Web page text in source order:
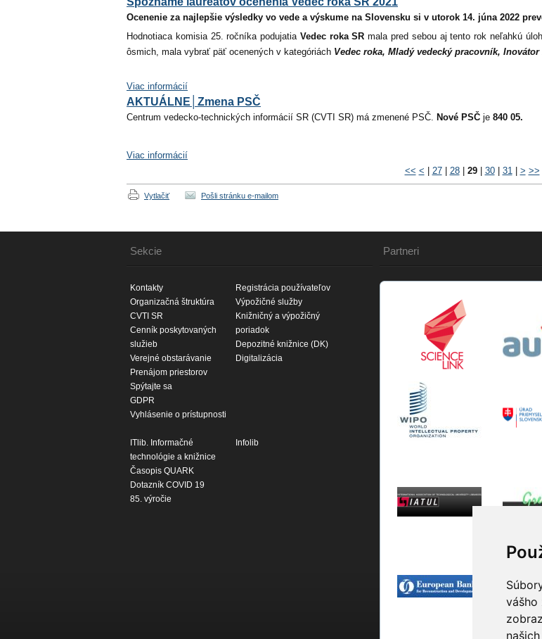
vášho
Ocenenie za najlepšie výsledky vo vede a výskume na Slovensku si v utorok 14. júna 2022
Hodnotiaca komisia 25. ročníka podujatia Vedec roka SR mala pred sebou aj tento rok neľahkú
ôsmich, mala vybrať päť ocenených v kategóriách Vedec roka, Mladý vedecký pracovník,
Viac informácií
AKTUÁLNE│Zmena PSČ
Centrum vedecko-technických informácií SR (CVTI SR) má zmenené PSČ. Nové PSČ je 840 05.
Viac informácií
<< < 27| 28| 29| 30| 31| > >>
Vytlačiť Pošli stránku e-mailom
Sekcie
Kontakty
Organizačná štruktúra
CVTI SR
Cenník poskytovaných
služieb
Verejné obstarávanie
Prenájom priestorov
Spýtajte sa
GDPR
Vyhlásenie o prístupnosti
Registrácia používateľov
Výpožičné služby
Knižničný a výpožičný
poriadok
Depozitné knižnice (DK)
Digitalizácia
ITlib. Informačné
technológie a knižnice
Časopis QUARK
Dotazník COVID 19
85. výročie
Infolib
Partneri